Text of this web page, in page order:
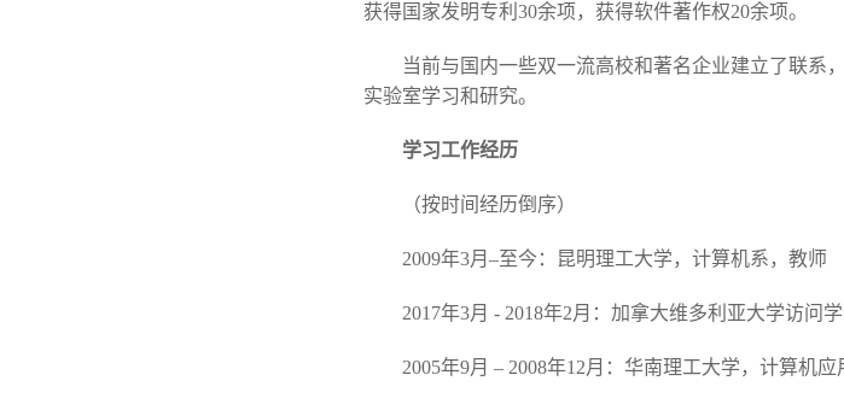
获得国家发明专利30余项，获得软件著作权20余项。
当前与国内一些双一流高校和著名企业建立了联系
实验室学习和研究。
学习工作经历
（按时间经历倒序）
2009年3月–至今：昆明理工大学，计算机系，教师
2017年3月 - 2018年2月：加拿大维多利亚大学访问
2005年9月 – 2008年12月：华南理工大学，计算机